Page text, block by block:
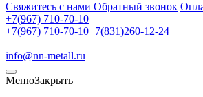
Свяжитесь с нами Обратный звонок
+7(967) 710-70-10
+7(967) 710-70-10+7(831)260-12-24
info@nn-metall.ru
МенюЗакрыть